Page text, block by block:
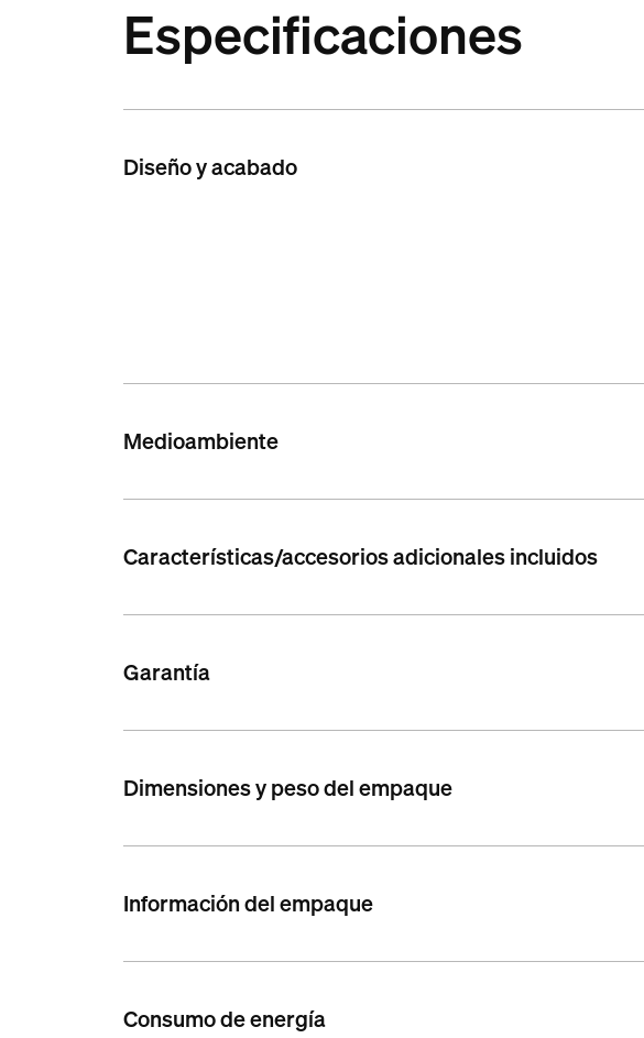
Especificaciones
Diseño y acabado
Medioambiente
Características/accesorios adicionales incluidos
Garantía
Dimensiones y peso del empaque
Información del empaque
Consumo de energía